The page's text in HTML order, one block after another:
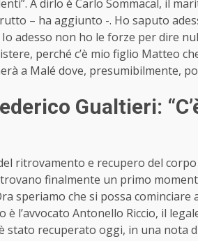
A dirlo è Carlo Sommacal, il
– ha aggiunto -. Ho saputo
Io adesso non ho le forze per dire
perché c’è mio figlio Matteo
a Malé dove, presumibilmente,
Gualtieri:
ritrovamento e recupero del
finalmente un primo
speriamo che si possa cominciare
è l’avvocato Antonello Riccio, il
stato recuperato oggi, in una nota